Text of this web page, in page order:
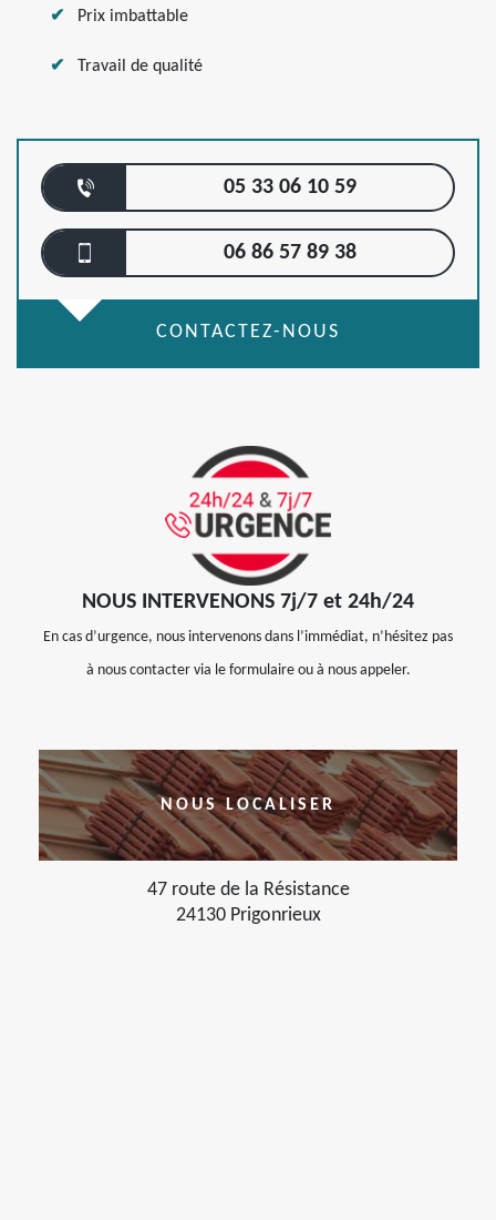
Prix imbattable
Travail de qualité
05 33 06 10 59
06 86 57 89 38
CONTACTEZ-NOUS
NOUS INTERVENONS 7j/7 et 24h/24
En cas d’urgence, nous intervenons dans l’immédiat, n’hésitez pas
à nous contacter via le formulaire ou à nous appeler.
NOUS LOCALISER
47 route de la Résistance
24130 Prigonrieux